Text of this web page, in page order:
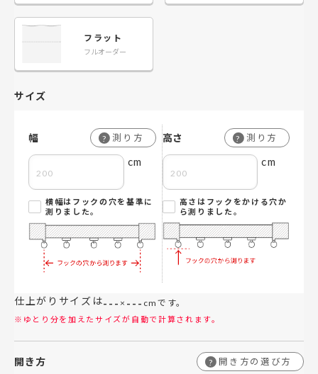
フラット
フルオーダー
サイズ
幅 ? 測り方
cm
横幅はフックの穴を基準に
測りました。
高さ ? 測り方
cm
高さはフックをかける穴か
ら測りました。
仕上がりサイズは--- × --- cmです。
※ゆとり分を加えたサイズが自動で計算されます。
開き方 ? 開き方の選び方